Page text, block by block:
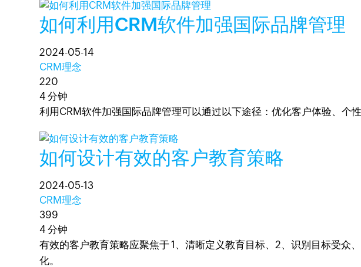
如何利用CRM软件加强国际品牌管理
2024-05-14
CRM理念
220
4 分钟
利用CRM软件加强国际品牌管理可以通过以下途径：优化客户体验、个
如何设计有效的客户教育策略
2024-05-13
CRM理念
399
4 分钟
有效的客户教育策略应聚焦于 1、清晰定义教育目标、2、识别目标受
化。